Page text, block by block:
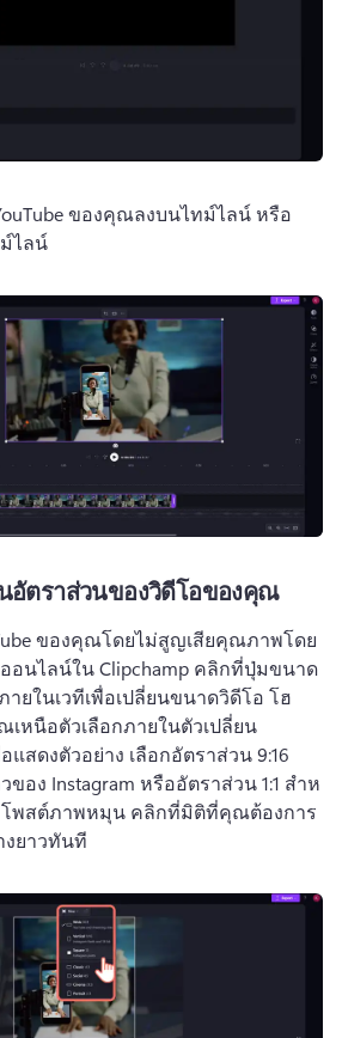
ของคุณลงบนไทม์ไลน์ หรือ
ไลน์
อัตราส่วนของวิดีโอของคุณ
ของคุณโดยไม่สูญเสียคุณภาพโดย
นไลน์ใน Clipchamp คลิกที่ปุ่มขนาด
ยในเวทีเพื่อเปลี่ยนขนาดวิดีโอ โฮ
เหนือตัวเลือกภายในตัวเปลี่ยน
แสดงตัวอย่าง เลือกอัตราส่วน 9:16
ของ Instagram หรืออัตราส่วน 1:1 สําห
โพสต์ภาพหมุน คลิกที่มิติที่คุณต้องการ
งยาวทันที